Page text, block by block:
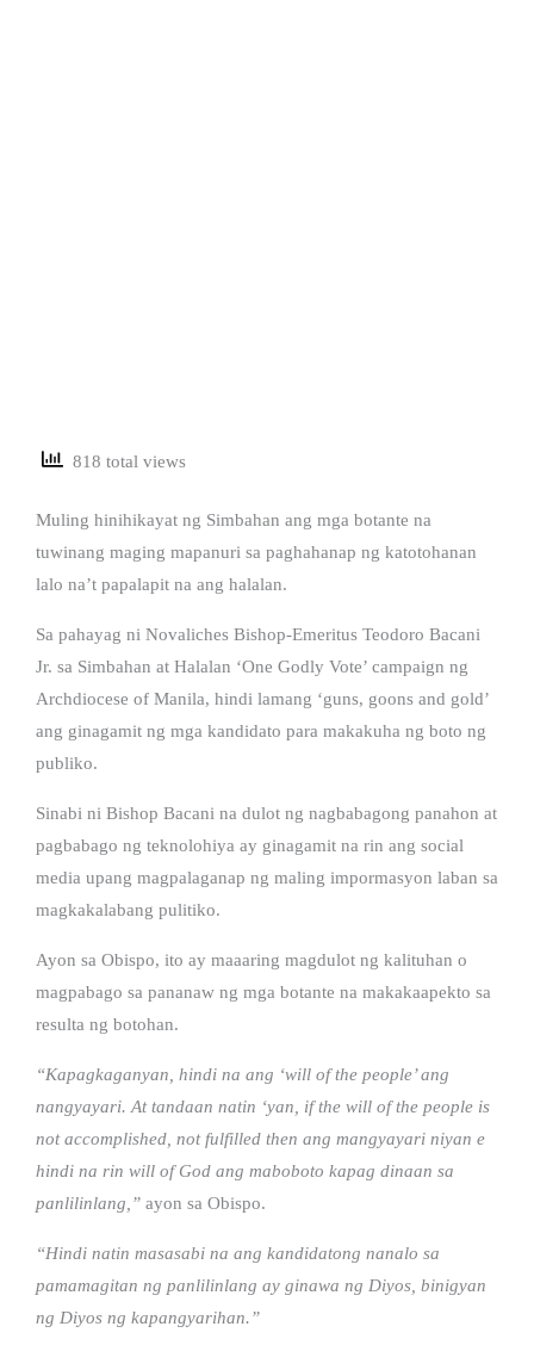
818 total views
Muling hinihikayat ng Simbahan ang mga botante na
tuwinang maging mapanuri sa paghahanap ng katotohanan
lalo na’t papalapit na ang halalan.
Sa pahayag ni Novaliches Bishop-Emeritus Teodoro Bacani
Jr. sa Simbahan at Halalan ‘One Godly Vote’ campaign ng
Archdiocese of Manila, hindi lamang ‘guns, goons and gold’
ang ginagamit ng mga kandidato para makakuha ng boto ng
publiko.
Sinabi ni Bishop Bacani na dulot ng nagbabagong panahon at
pagbabago ng teknolohiya ay ginagamit na rin ang social
media upang magpalaganap ng maling impormasyon laban sa
magkakalabang pulitiko.
Ayon sa Obispo, ito ay maaaring magdulot ng kalituhan o
magpabago sa pananaw ng mga botante na makakaapekto sa
resulta ng botohan.
‘‘Kapagkaganyan, hindi na ang ‘will of the people’ ang
nangyayari. At tandaan natin ‘yan, if the will of the people is
not accomplished, not fulfilled then ang mangyayari niyan e
hindi na rin will of God ang maboboto kapag dinaan sa
panlilinlang,” ayon sa Obispo.
“Hindi natin masasabi na ang kandidatong nanalo sa
pamamagitan ng panlilinlang ay ginawa ng Diyos, binigyan
ng Diyos ng kapangyarihan.”